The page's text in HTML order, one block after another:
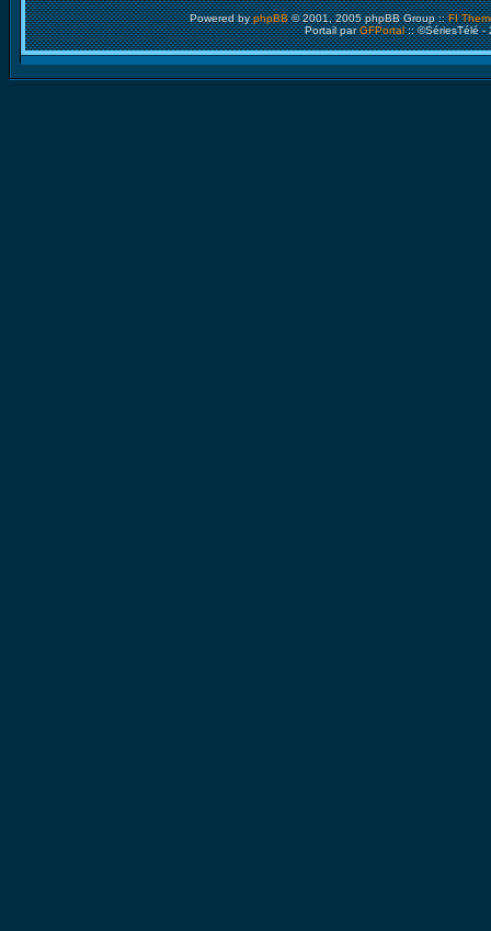
Powered byphpBB© 2001, 2005 phpBB Group ::FI
Portail parGFPortal:: ©SériesTélé -